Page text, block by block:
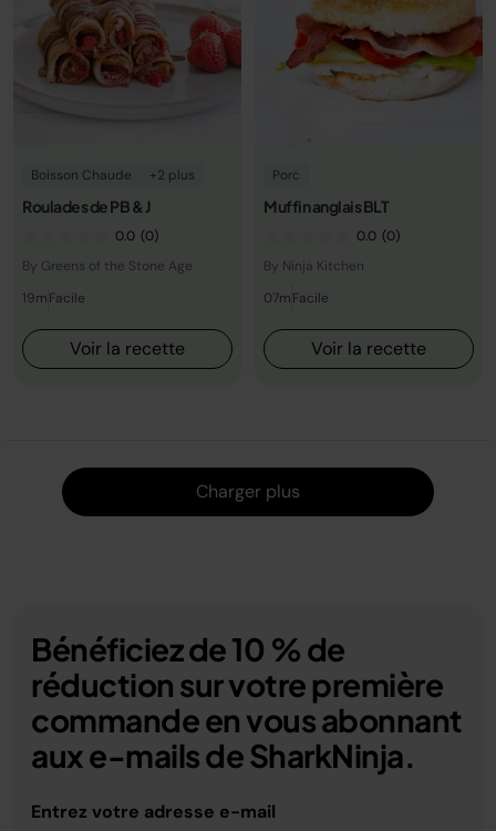
Boisson Chaude +2 plus
Roulades de PB & J
0.0 (0)
By Greens of the Stone Age
19mFacile
Voir la recette
Porc
Muffin anglais BLT
0.0 (0)
By Ninja Kitchen
07mFacile
Voir la recette
Charger plus
Bénéficiez de 10 % de
réduction sur votre première
commande en vous abonnant
aux e-mails de SharkNinja.
Entrez votre adresse e-mail